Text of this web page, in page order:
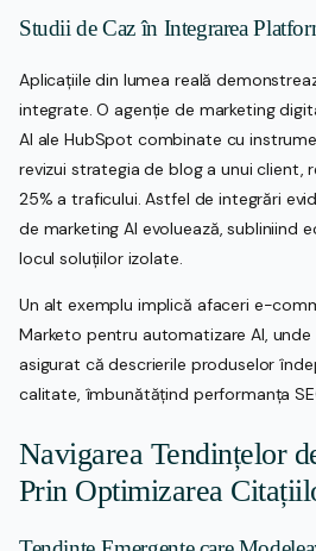
Studii de Caz în Integrarea
Aplicațiile din lumea reală
integrate. O agenție de marketing
AI ale HubSpot combinate cu
revizui strategia de blog a unui client,
25% a traficului. Astfel de integrări
de marketing AI evoluează, subliniind
locul soluțiilor izolate.
Un alt exemplu implică afaceri e-
Marketo pentru automatizare AI, unde
asigurat că descrierile produselor
calitate, îmbunătățind performanța
Navigarea Tendințelor
Prin Optimizarea